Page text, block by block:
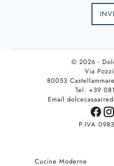
© 2026 -
Via
80053
Tel. +39
Email
P.IVA
Cucine Moderne